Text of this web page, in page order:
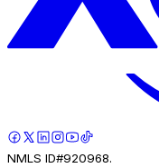
NMLS ID#920968.